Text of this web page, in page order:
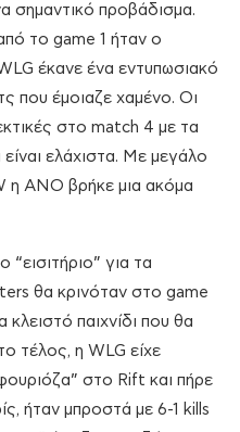
σημαντικό προβάδισμα.
το game 1 ήταν ο
έκανε ένα εντυπωσιακό
που έμοιαζε χαμένο. Οι
στο match 4 με τα
ελάχιστα. Με μεγάλο
η ΑΝΟ βρήκε μια ακόμα
για τα
θα κρινόταν στο game
παιχνίδι που θα
τέλος, η WLG είχε
στο Rift και πήρε
ήταν μπροστά με 6-1 kills